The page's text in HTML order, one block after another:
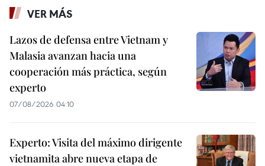
VER MÁS
Lazos de defensa entre Vietnam y
Malasia avanzan hacia una
cooperación más práctica, según
experto
07/08/2026 04:10
Experto: Visita del máximo dirigente
vietnamita abre nueva etapa de